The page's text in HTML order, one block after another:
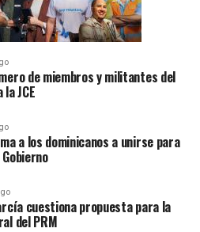
de miembros y militantes del
JCE
a los dominicanos a unirse para
cuestiona propuesta para la
del PRM